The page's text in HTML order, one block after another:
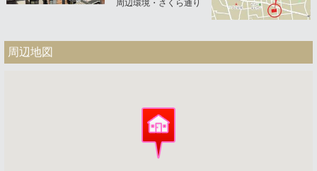
周辺環境・さくら通り
周辺地図